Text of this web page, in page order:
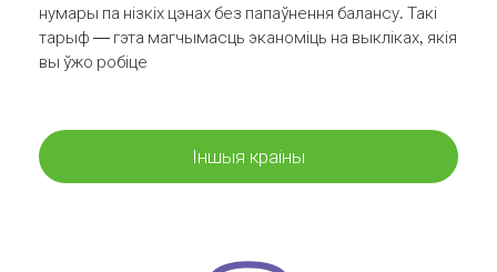
нумары па нізкіх цэнах без папаўнення балансу. Такі
тарыф — гэта магчымасць эканоміць на выкліках, якія
вы ўжо робіце
Іншыя краіны